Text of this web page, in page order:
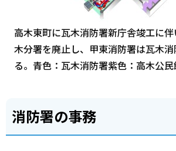
高木東町に瓦木消防署新庁舎竣工に
木分署を廃止し、甲東消防署は瓦木
る。青色：瓦木消防署紫色：高木公民
消防署の事務